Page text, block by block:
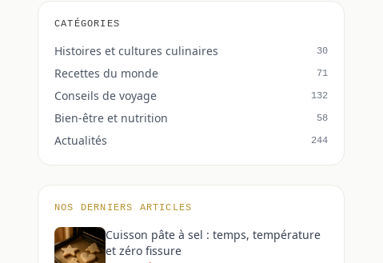
CATÉGORIES
Histoires et cultures culinaires 30
Recettes du monde 71
Conseils de voyage 132
Bien-être et nutrition 58
Actualités 244
NOS DERNIERS ARTICLES
Cuisson pâte à sel : temps, température
et zéro fissure